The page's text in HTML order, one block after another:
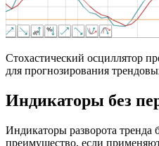
Стохастический осциллятор
для прогнозирования
Индикаторы без
Индикаторы разворота тренда
преимущество, если